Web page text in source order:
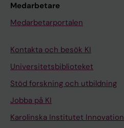
Medarbetare
Medarbetarportalen
Kontakta och besök KI
Universitetsbiblioteket
Stöd forskning och utbildning
Jobba på KI
Karolinska Institutet Innovation